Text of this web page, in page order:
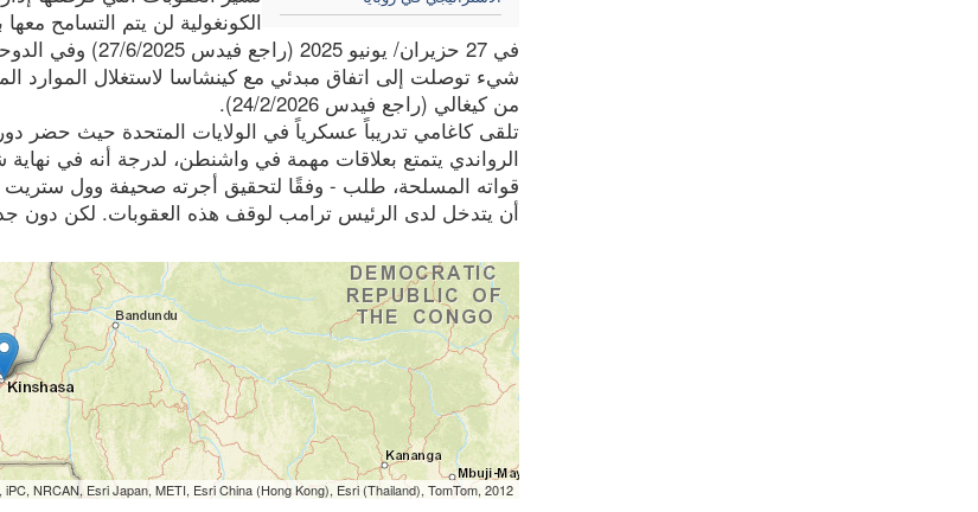
الكونغولية لن يتم التسامح
شيء توصلت إلى اتفاق مبدئي مع كينشاسا لاستغلال الموارد
من كيغالي (راجع فيدس 24/2/2026).
تلقى كاغامي تدريباً عسكرياً في الولايات المتحدة حيث حضر
الرواندي يتمتع بعلاقات مهمة في واشنطن، لدرجة أنه في
قواته المسلحة، طلب - وفقًا لتحقيق أجرته صحيفة وول
أن يتدخل لدى الرئيس ترامب لوقف هذه العقوبات. لكن دون جدوى.
NRCAN, Esri Japan, METI, Esri China (Hong Kong), Esri (Thailand), TomTom, 2012